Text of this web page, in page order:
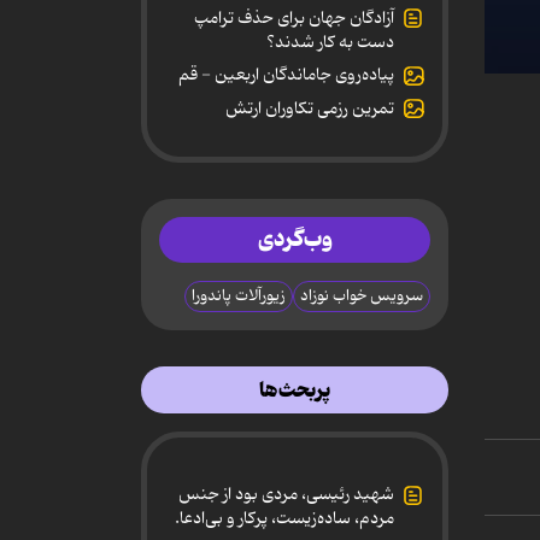
0
آزادگان جهان برای حذف ترامپ
دست به کار شدند؟
پیاده‌روی جاماندگان اربعین - قم
تمرین رزمی تکاوران ارتش
وب‌گردی
سرویس خواب نوزاد زیورآلات پاندورا
پربحث‌ها
شهید رئیسی، مردی بود از جنس
مردم، ساده‌زیست، پرکار و بی‌ادعا.